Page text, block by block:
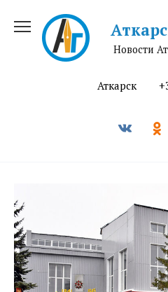
содержанию
Новости
Аткарск